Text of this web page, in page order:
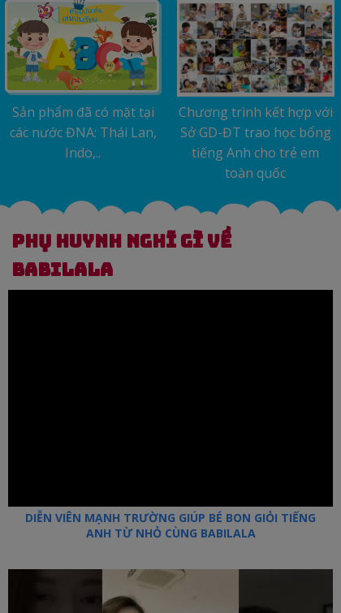
Chương trình kết hợp với
Sở GD-ĐT trao học bổng
tiếng Anh cho trẻ em
toàn quốc
Sản phẩm đã có mặt tại
các nước ĐNA: Thái Lan,
Indo,..
PHụ Huynh nghĩ gì về
Babilala
DIỄN VIÊN MẠNH TRƯỜNG GIÚP BÉ BON GIỎI TIẾNG
ANH TỪ NHỎ CÙNG BABILALA